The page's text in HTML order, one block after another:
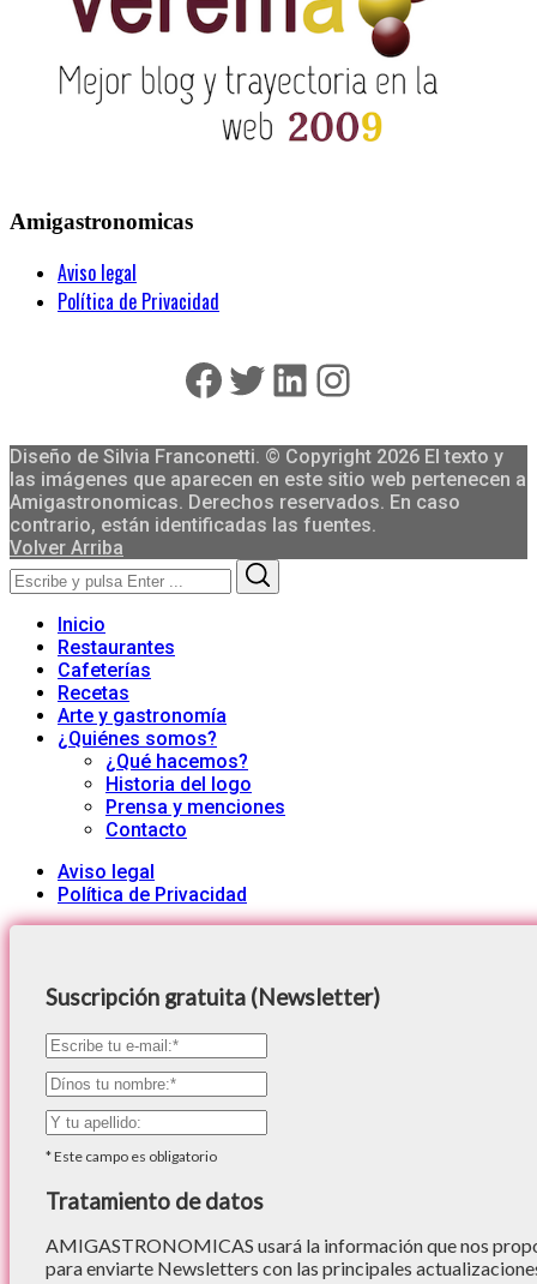
Amigastronomicas
Aviso legal
Política de Privacidad
Facebook
Twitter
LinkedIn
Instagram
Diseño de Silvia Franconetti. © Copyright 2026 El texto y
las imágenes que aparecen en este sitio web pertenecen a
Amigastronomicas. Derechos reservados. En caso
contrario, están identificadas las fuentes.
Volver Arriba
Search
for:
Inicio
Restaurantes
Cafeterías
Recetas
Arte y gastronomía
¿Quiénes somos?
¿Qué hacemos?
Historia del logo
Prensa y menciones
Contacto
Aviso legal
Política de Privacidad
Suscripción gratuita (Newsletter)
*Este campo es obligatorio
Tratamiento de datos
AMIGASTRONOMICAS usará la información que nos
para enviarte Newsletters con las principales